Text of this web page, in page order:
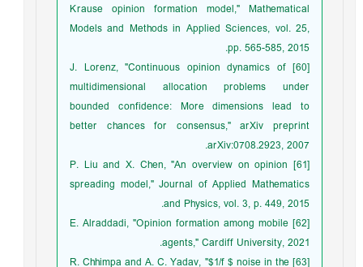
Krause opinion formation model," Mathematical
Models and Methods in Applied Sciences, vol. 25,
pp. 565-585, 2015.
[60] J. Lorenz, "Continuous opinion dynamics of
multidimensional allocation problems under
bounded confidence: More dimensions lead to
better chances for consensus," arXiv preprint
arXiv:0708.2923, 2007.
[61] P. Liu and X. Chen, "An overview on opinion
spreading model," Journal of Applied Mathematics
and Physics, vol. 3, p. 449, 2015.
[62] E. Alraddadi, "Opinion formation among mobile
agents," Cardiff University, 2021.
[63] R. Chhimpa and A. C. Yadav, "$1/f $ noise in the